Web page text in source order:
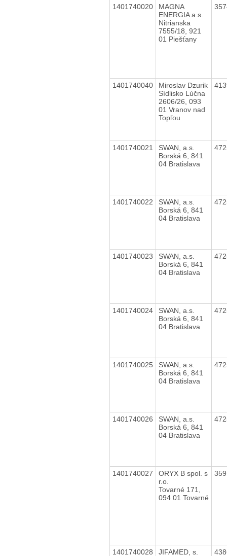
1401740020
MAGNA
ENERGIA a.s.
Nitrianska
7555/18, 921
01 Piešťany
1401740040
Miroslav Dzurik
Sídlisko Lúčna
2606/26, 093
01 Vranov nad
Topľou
1401740021
SWAN, a.s.
Borská 6, 841
04 Bratislava
1401740022
SWAN, a.s.
Borská 6, 841
04 Bratislava
1401740023
SWAN, a.s.
Borská 6, 841
04 Bratislava
1401740024
SWAN, a.s.
Borská 6, 841
04 Bratislava
1401740025
SWAN, a.s.
Borská 6, 841
04 Bratislava
1401740026
SWAN, a.s.
Borská 6, 841
04 Bratislava
1401740027
ORYX B spol. s
r.o.
Tovarné 171,
094 01 Tovarné
1401740028
JIFAMED, s.